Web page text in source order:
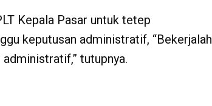
Kepala Pasar untuk tetep
keputusan administratif, “Bekerjalah
tutupnya.